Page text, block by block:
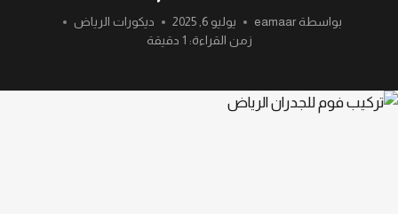
بواسطة eamaar يوليو 6, 2025
ديكورات الرياض
زمن القراءة: 1 دقيقة